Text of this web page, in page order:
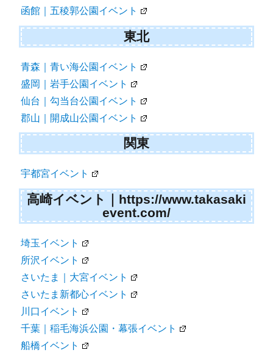
函館｜五稜郭公園イベント
東北
青森｜青い海公園イベント
盛岡｜岩手公園イベント
仙台｜勾当台公園イベント
郡山｜開成山公園イベント
関東
宇都宮イベント
高崎イベント｜https://www.takasaki
event.com/
埼玉イベント
所沢イベント
さいたま｜大宮イベント
さいたま新都心イベント
川口イベント
千葉｜稲毛海浜公園・幕張イベント
船橋イベント